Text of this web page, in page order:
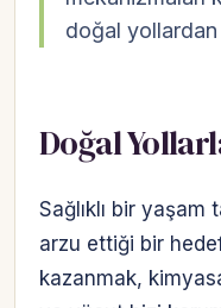
doğal
Doğal
Sağlıklı bir yaşam
arzu ettiği bir
kazanmak,